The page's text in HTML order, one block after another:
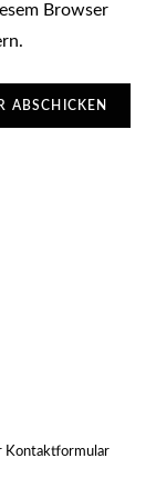
Browser
Kontaktformular